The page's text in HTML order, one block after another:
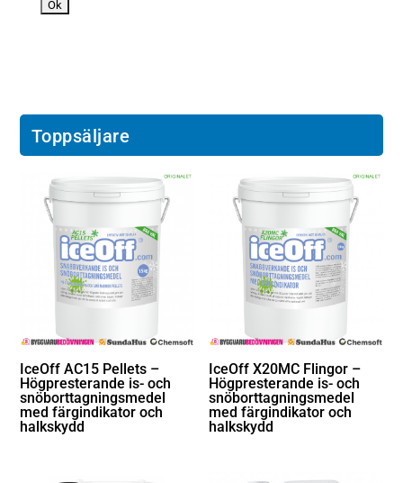
Toppsäljare
IceOff AC15 Pellets –
Högpresterande is- och
snöborttagningsmedel
med färgindikator och
halkskydd
IceOff X20MC Flingor –
Högpresterande is- och
snöborttagningsmedel
med färgindikator och
halkskydd